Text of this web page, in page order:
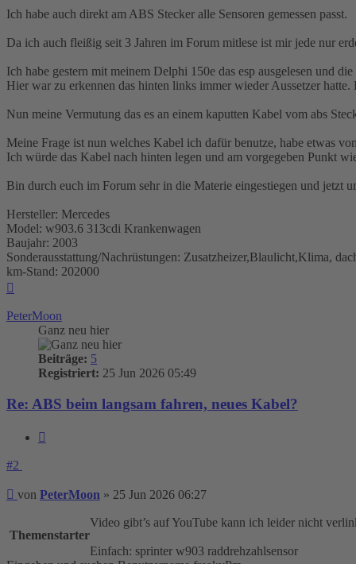
Ich habe auch direkt am ABS Stecker alle Sensoren gemessen passt.
Da ich auch fleißig seit 3 Jahren im Forum mitlese ist mir jede nur
Ich habe gestern mit meinem Delphi 150e das esp ausgelesen und
Hier war zu erkennen das hinten links immer wieder Aussetzer
Nun meine Vermutung das es an einem kaputten Kabel vom abs
Meine Frage ist nun welches Kabel ich dafür benutze, habe etwas
Ich würde das Kabel nach hinten legen und am vorgegeben Punkt
Bin durch euch im Forum sehr in die Materie eingestiegen und jetzt
Hersteller: Mercedes
Model: w903.6 313cdi Krankenwagen
Baujahr: 2003
Sonderausstattung/Nachrüstungen: Zusatzheizer,Blaulicht,Klima,
km-Stand: 202000
PeterMoon
Ganz neu hier
Beiträge: 5
Registriert: 25 Jun 2026 05:49
Re: ABS beim langsam fahren, neues Kabel?
#2
Beitrag
von PeterMoon » 25 Jun 2026 06:27
Themenstarter
Video gibt’s auf YouTube kann ich leider nicht
Einfach: sprinter w903 raddrehzahlsensor